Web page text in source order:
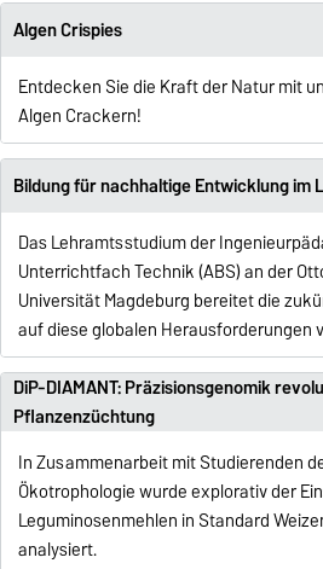
Algen Crispies
Entdecken Sie die Kraft der Natur mit
Algen Crackern!
Bildung für nachhaltige Entwicklung im
Das Lehramtsstudium der
Unterrichtfach Technik (ABS) an der
Universität Magdeburg bereitet die
auf diese globalen Herausforderungen
DiP-DIAMANT: Präzisionsgenomik
Pflanzenzüchtung
In Zusammenarbeit mit Studierenden
Ökotrophologie wurde explorativ der
Leguminosenmehlen in Standard
analysiert.